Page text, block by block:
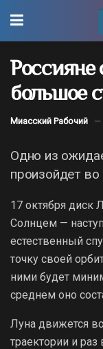
Россияне
большое
Миасский Рабочий
Одно из
произойдет
17 октября диск
Солнцем —
естественный
точку своей
ними будет
среднем оно
Луна движется
траектории и